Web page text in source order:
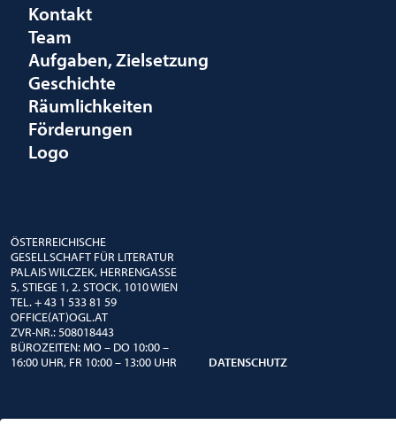
Kontakt
Team
Aufgaben, Zielsetzung
Geschichte
Räumlichkeiten
Förderungen
Logo
ÖSTERREICHISCHE
GESELLSCHAFT FÜR LITERATUR
PALAIS WILCZEK, HERRENGASSE
5, STIEGE 1, 2. STOCK, 1010 WIEN
TEL. + 43 1 533 81 59
OFFICE(AT)OGL.AT
ZVR-NR.: 508018443
BÜROZEITEN: MO – DO 10:00 –
16:00 UHR, FR 10:00 – 13:00 UHR
DATENSCHUTZ